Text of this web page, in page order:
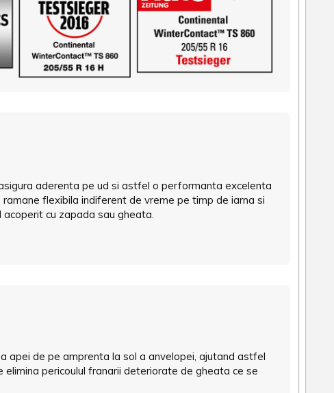
aderenta pe ud si astfel o performanta excelenta
flexibila indiferent de vreme pe timp de iarna si
cu zapada sau gheata.
apei de pe amprenta la sol a anvelopei, ajutand astfel
pericoulul franarii deteriorate de gheata ce se